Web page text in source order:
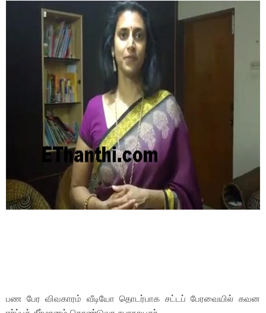
பண பேர விவகாரம் வீடியோ தொடர்பாக சட்டப் பேரவையில் கவன